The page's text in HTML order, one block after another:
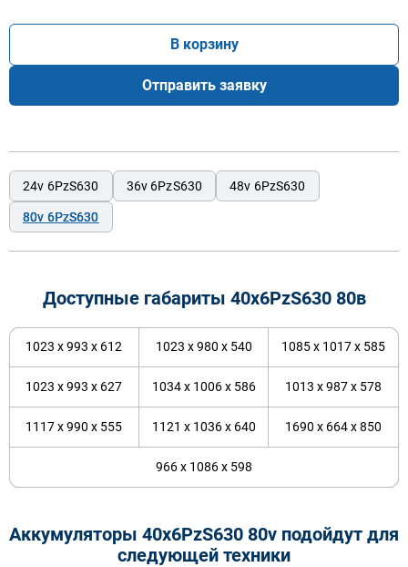
В корзину
Отправить заявку
24v 6PzS630 36v 6PzS630 48v 6PzS630
80v 6PzS630
Доступные габариты 40х6PzS630 80в
1023 x 993 x 612 1023 x 980 x 540 1085 x 1017 x 585
1023 x 993 x 627 1034 x 1006 x 586 1013 x 987 x 578
1117 x 990 x 555 1121 x 1036 x 640 1690 x 664 x 850
966 x 1086 x 598
Аккумуляторы 40x6PzS630 80v подойдут для
следующей техники